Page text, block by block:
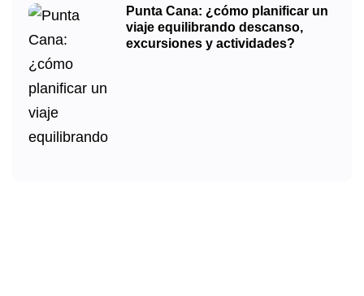
Punta Cana: ¿cómo planificar un
viaje equilibrando descanso,
excursiones y actividades?